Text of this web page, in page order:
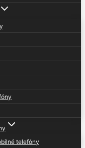
telefóny